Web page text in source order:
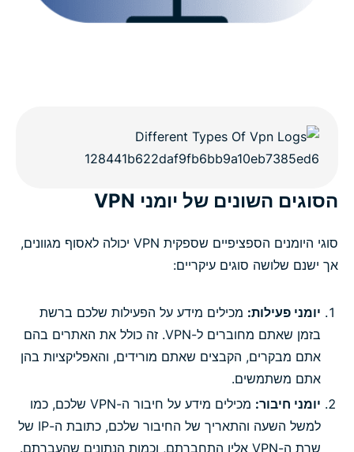
הסוגים השונים של יומני VPN
סוגי היומנים הספציפיים שספקית VPN יכולה לאסוף מגוונים,
אך ישנם שלושה סוגים עיקריים:
יומני פעילות: מכילים מידע על הפעילות שלכם ברשת
בזמן שאתם מחוברים ל-VPN. זה כולל את האתרים בהם
אתם מבקרים, הקבצים שאתם מורידים, והאפליקציות בהן
אתם משתמשים.
יומני חיבור:
מכילים מידע על חיבור ה-VPN שלכם, כמו
למשל השעה והתאריך של החיבור שלכם, כתובת ה-IP של
שרת ה-VPN אליו התחברתם, וכמות הנתונים שהעברתם.